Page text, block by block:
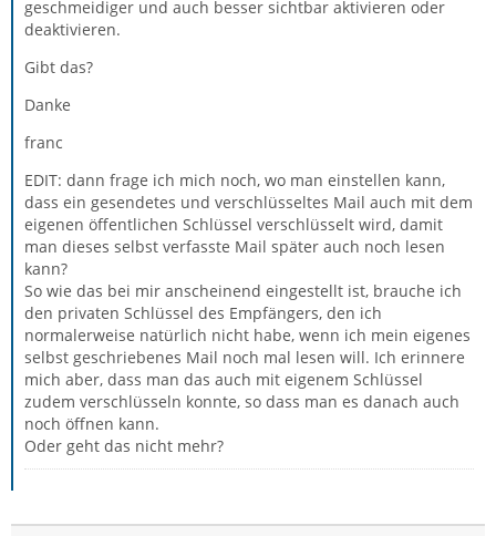
geschmeidiger und auch besser sichtbar aktivieren oder
deaktivieren.
Gibt das?
Danke
franc
EDIT: dann frage ich mich noch, wo man einstellen kann,
dass ein gesendetes und verschlüsseltes Mail auch mit dem
eigenen öffentlichen Schlüssel verschlüsselt wird, damit
man dieses selbst verfasste Mail später auch noch lesen
kann?
So wie das bei mir anscheinend eingestellt ist, brauche ich
den privaten Schlüssel des Empfängers, den ich
normalerweise natürlich nicht habe, wenn ich mein eigenes
selbst geschriebenes Mail noch mal lesen will. Ich erinnere
mich aber, dass man das auch mit eigenem Schlüssel
zudem verschlüsseln konnte, so dass man es danach auch
noch öffnen kann.
Oder geht das nicht mehr?